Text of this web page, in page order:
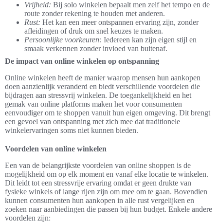
Vrijheid: Bij solo winkelen bepaalt men zelf het tempo en de
route zonder rekening te houden met anderen.
Rust: Het kan een meer ontspannen ervaring zijn, zonder
afleidingen of druk om snel keuzes te maken.
Persoonlijke voorkeuren: Iedereen kan zijn eigen stijl en
smaak verkennen zonder invloed van buitenaf.
De impact van online winkelen op ontspanning
Online winkelen heeft de manier waarop mensen hun aankopen
doen aanzienlijk veranderd en biedt verschillende voordelen die
bijdragen aan stressvrij winkelen. De toegankelijkheid en het
gemak van online platforms maken het voor consumenten
eenvoudiger om te shoppen vanuit hun eigen omgeving. Dit brengt
een gevoel van ontspanning met zich mee dat traditionele
winkelervaringen soms niet kunnen bieden.
Voordelen van online winkelen
Een van de belangrijkste voordelen van online shoppen is de
mogelijkheid om op elk moment en vanaf elke locatie te winkelen.
Dit leidt tot een stressvrije ervaring omdat er geen drukte van
fysieke winkels of lange rijen zijn om mee om te gaan. Bovendien
kunnen consumenten hun aankopen in alle rust vergelijken en
zoeken naar aanbiedingen die passen bij hun budget. Enkele andere
voordelen zijn: